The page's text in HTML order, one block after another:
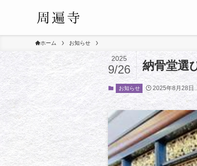
ホーム お知らせ
納骨堂選
2025
9/26
お知らせ 2025年8月28日